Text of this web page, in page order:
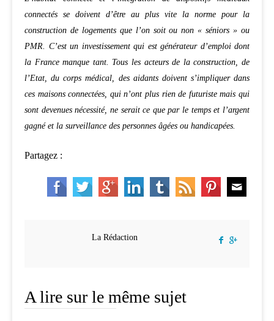
connectés se doivent d’être au plus vite la norme pour la
construction de logements que l’on soit ou non « séniors » ou
PMR. C’est un investissement qui est générateur d’emploi dont
la France manque tant. Tous les acteurs de la construction, de
l’Etat, du corps médical, des aidants doivent s’impliquer dans
ces maisons connectées, qui n’ont plus rien de futuriste mais qui
sont devenues nécessité, ne serait ce que par le temps et l’argent
gagné et la surveillance des personnes âgées ou handicapées.
Partagez :
La Rédaction
A lire sur le même sujet